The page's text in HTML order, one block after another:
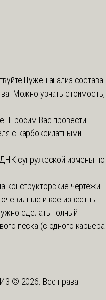
анализ состава
Можно узнать стоимость,
Просим Вас провести
с карбоксилатными
супружеской измены по
конструкторские чертежи
и все известны.
сделать полный
песка (с одного карьера
© 2026. Все права